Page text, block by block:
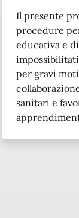
Il presente
procedure
educativa e
per gravi
sanitari e